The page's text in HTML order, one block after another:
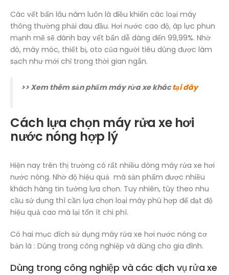
Các vết bẩn lâu năm luôn là điều khiến các loại máy
thông thường phải đau đầu. Hơi nước cao độ, áp lực phun
mạnh mẽ sẽ đánh bay vết bẩn dễ dàng đến 99,99%. Nhờ
đó, máy móc, thiết bị, oto của người tiêu dùng được làm
sạch như mới chỉ trong thời gian ngắn.
>> Xem thêm sản phẩm máy rửa xe kháctại đây
Cách lựa chọn máy rửa xe hơi
nước nóng hợp lý
Hiện nay trên thị trường có rất nhiều dòng máy rửa xe hơi
nước nóng. Nhờ độ hiệu quả mà sản phẩm được nhiều
khách hàng tin tưởng lựa chọn. Tuy nhiên, tùy theo nhu
cầu sử dụng thì cần lựa chọn loại máy phù hợp để đạt độ
hiệu quả cao mà lại tốn ít chi phí.
Có hai mục đích sử dụng máy rửa xe hơi nước nóng cơ
bản là : Dùng trong công nghiệp và dùng cho gia đình.
Dùng trong công nghiệp và các dịch vụ rửa xe